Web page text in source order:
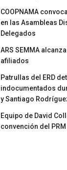
COOPNAMA
en las Asambleas
Delegados
ARS SEMMA
afiliados
Patrullas del ERD
indocumentados
y Santiago
Equipo de David
convención del PRM